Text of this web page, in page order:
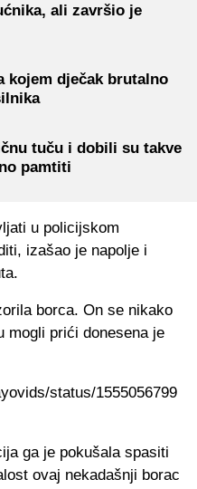
ali završio je
kojem dječak brutalno
tuču i dobili su takve
pamtiti
u policijskom
izašao je napolje i
borca. On se nikako
mogli prići donesena je
status/1555056799
ga je pokušala spasiti
ovaj nekadašnji borac